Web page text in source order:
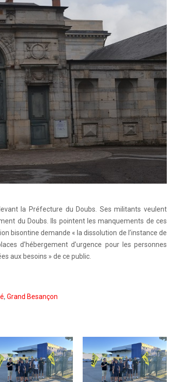
la Préfecture du Doubs. Ses militants veulent
du Doubs. Ils pointent les manquements de ces
bisontine demande « la dissolution de l’instance de
d’hébergement d’urgence pour les personnes
aux besoins » de ce public.
, Grand Besançon